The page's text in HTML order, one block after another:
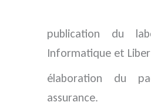
publication du
Informatique et
élaboration du
assurance.